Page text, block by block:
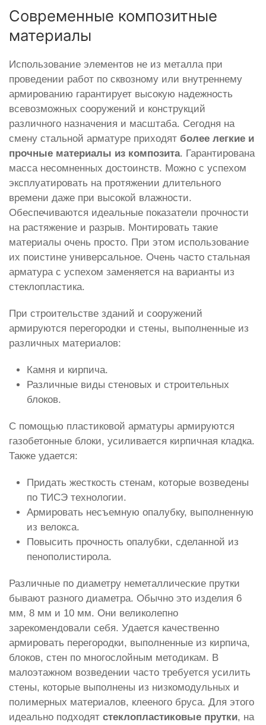
Современные композитные
материалы
Использование элементов не из металла при
проведении работ по сквозному или внутреннему
армированию гарантирует высокую надежность
всевозможных сооружений и конструкций
различного назначения и масштаба. Сегодня на
смену стальной арматуре приходят более легкие и
прочные материалы из композита. Гарантирована
масса несомненных достоинств. Можно с успехом
эксплуатировать на протяжении длительного
времени даже при высокой влажности.
Обеспечиваются идеальные показатели прочности
на растяжение и разрыв. Монтировать такие
материалы очень просто. При этом использование
их поистине универсальное. Очень часто стальная
арматура с успехом заменяется на варианты из
стеклопластика.
При строительстве зданий и сооружений
армируются перегородки и стены, выполненные из
различных материалов:
Камня и кирпича.
Различные виды стеновых и строительных
блоков.
С помощью пластиковой арматуры армируются
газобетонные блоки, усиливается кирпичная кладка.
Также удается:
Придать жесткость стенам, которые возведены
по ТИСЭ технологии.
Армировать несъемную опалубку, выполненную
из велокса.
Повысить прочность опалубки, сделанной из
пенополистирола.
Различные по диаметру неметаллические прутки
бывают разного диаметра. Обычно это изделия 6
мм, 8 мм и 10 мм. Они великолепно
зарекомендовали себя. Удается качественно
армировать перегородки, выполненные из кирпича,
блоков, стен по многослойным методикам. В
малоэтажном возведении часто требуется усилить
стены, которые выполнены из низкомодульных и
полимерных материалов, клееного бруса. Для этого
идеально подходят стеклопластиковые прутки, на